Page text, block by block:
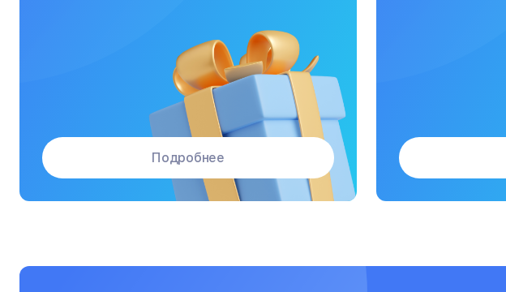
Микроволновые печи
Морозильные камеры
Подробнее